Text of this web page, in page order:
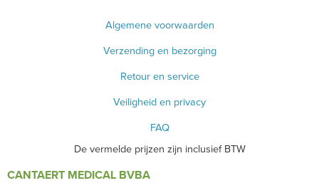
Algemene voorwaarden
Verzending en bezorging
Retour en service
Veiligheid en privacy
FAQ
De vermelde prijzen zijn inclusief BTW
CANTAERT MEDICAL BVBA